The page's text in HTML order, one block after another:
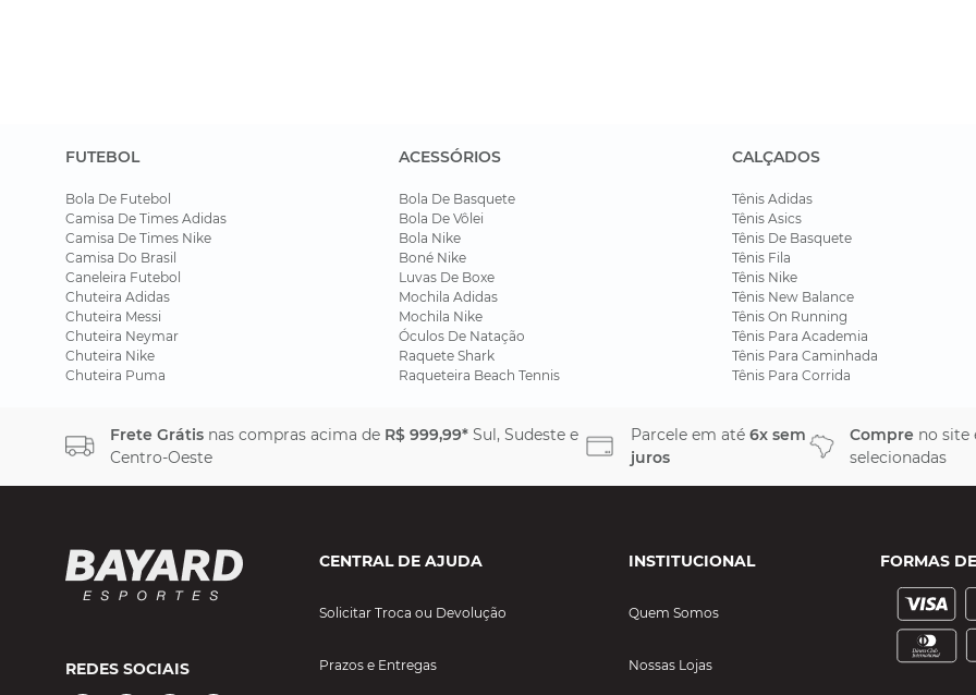
FUTEBOL
Bola De Futebol
Camisa De Times Adidas
Camisa De Times Nike
Camisa Do Brasil
Caneleira Futebol
Chuteira Adidas
Chuteira Messi
Chuteira Neymar
Chuteira Nike
Chuteira Puma
ACESSÓRIOS
Bola De Basquete
Bola De Vôlei
Bola Nike
Boné Nike
Luvas De Boxe
Mochila Adidas
Mochila Nike
Óculos De Natação
Raquete Shark
Raqueteira Beach Tennis
CALÇADOS
Tênis Adidas
Tênis Asics
Tênis De Basquete
Tênis Fila
Tênis Nike
Tênis New Balance
Tênis On Running
Tênis Para Academia
Tênis Para Caminhada
Tênis Para Corrida
Frete Grátis nas compras acima de R$ 999,99* Sul, Sudeste e
Centro-Oeste
Parcele em até 6x sem
juros
Compre no site
selecionadas
REDES SOCIAIS
CENTRAL DE AJUDA
Solicitar Troca ou Devolução
Prazos e Entregas
INSTITUCIONAL
Quem Somos
Nossas Lojas
FORMAS